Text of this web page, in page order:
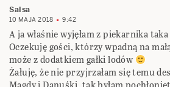
Salsa
10 MAJA 2018 9:42
A ja właśnie wyjęłam z piekarnika
Oczekuję gości, którzy wpadną na
może z dodatkiem gałki lodów
Żałuję, że nie przyjrzałam się temu